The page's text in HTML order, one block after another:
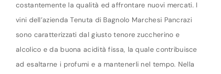
costantemente la qualità ed affrontare nuovi mercati. I
vini dell’azienda Tenuta di Bagnolo Marchesi Pancrazi
sono caratterizzati dal giusto tenore zuccherino e
alcolico e da buona acidità fissa, la quale contribuisce
ad esaltarne i profumi e a mantenerli nel tempo. Nella